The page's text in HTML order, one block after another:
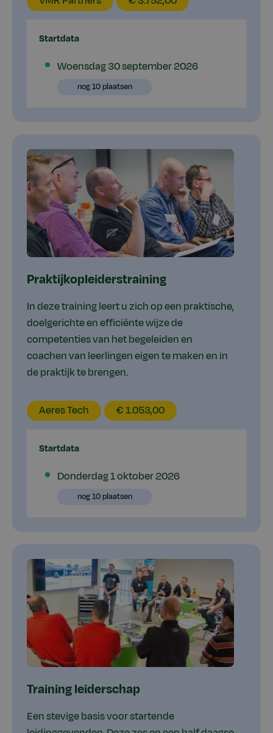
Startdata
Plaatsen
beschikbaar
Woensdag 30 september 2026
nog 10 plaatsen
Praktijkopleiderstraining
In deze training leert u zich op een praktische,
doelgerichte en efficiënte wijze de
competenties van het begeleiden en
coachen van leerlingen eigen te maken en in
de praktijk te brengen.
EducationLocation
Aeres Tech EducationPrice
€ 1.053,00
Startdata
Plaatsen
beschikbaar
Donderdag 1 oktober 2026
nog 10 plaatsen
Training leiderschap
Een stevige basis voor startende